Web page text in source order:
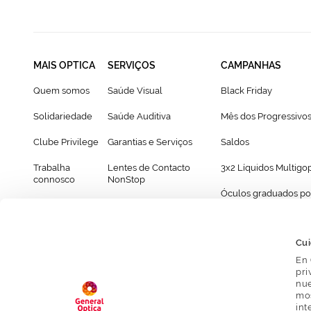
En
MAIS OPTICA
Quem somos
Solidariedade
Clube Privilege
Trabalha
connosco
SERVIÇOS
Saúde Visual
Saúde Auditiva
Garantias e Serviços
Lentes de Contacto
NonStop
CAMPANHAS
Black Friday
Mês dos Progressivos
Saldos
3x2 Líquidos
Óculos graduados